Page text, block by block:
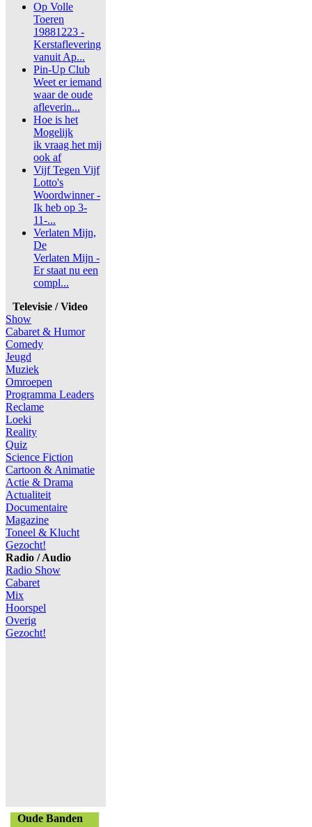
Op Volle
Toeren
19881223 -
Kerstaflevering
vanuit Ap...
Pin-Up Club
Weet er iemand
waar de oude
afleverin...
Hoe is het
Mogelijk
ik vraag het mij
ook af
Vijf Tegen Vijf
Lotto's
Woordwinner -
Ik heb op 3-
11-...
Verlaten Mijn,
De
Verlaten Mijn -
Er staat nu een
compl...
Televisie / Video
Show
Cabaret & Humor
Comedy
Jeugd
Muziek
Omroepen
Programma Leaders
Reclame
Loeki
Reality
Quiz
Science Fiction
Cartoon & Animatie
Actie & Drama
Actualiteit
Documentaire
Magazine
Toneel & Klucht
Gezocht!
Radio / Audio
Radio Show
Cabaret
Mix
Hoorspel
Overig
Gezocht!
Oude Banden